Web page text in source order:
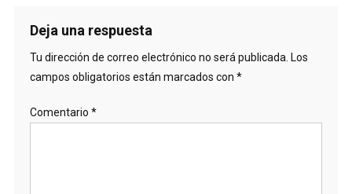
Deja una respuesta
Tu dirección de correo electrónico no será publicada. Los
campos obligatorios están marcados con *
Comentario *